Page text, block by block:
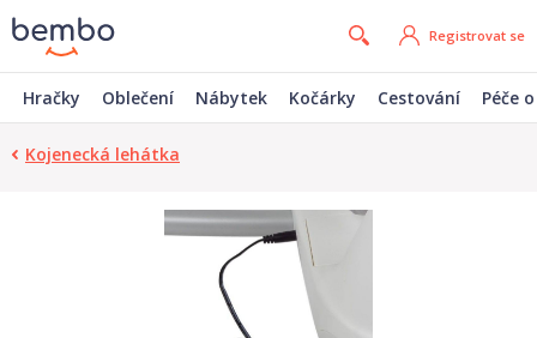
Registrovat se
Hračky Oblečení Nábytek Kočárky Cestování Péče
Kojenecká lehátka